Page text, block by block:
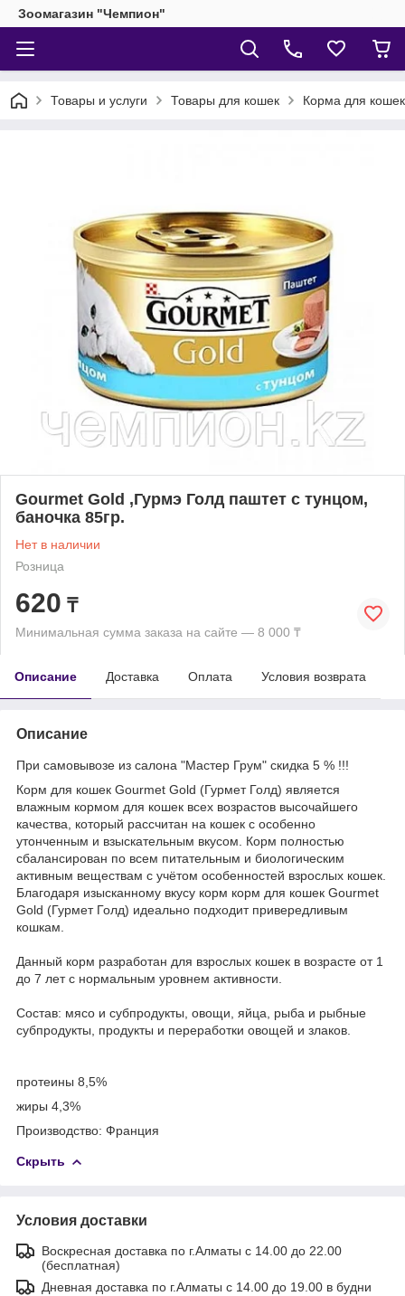
Зоомагазин "Чемпион"
Товары и услуги Товары для кошек Корма для кошек
Gourmet Gold ,Гурмэ Голд паштет с тунцом,
баночка 85гр.
Нет в наличии
Розница
620 ₸
Минимальная сумма заказа на сайте — 8 000 ₸
Описание Доставка Оплата Условия возврата
Описание
При самовывозе из салона "Мастер Грум" скидка 5 % !!!
Корм для кошек Gourmet Gold (Гурмет Голд) является
влажным кормом для кошек всех возрастов высочайшего
качества, который рассчитан на кошек с особенно
утонченным и взыскательным вкусом. Корм полностью
сбалансирован по всем питательным и биологическим
активным веществам с учётом особенностей взрослых кошек.
Благодаря изысканному вкусу корм корм для кошек Gourmet
Gold (Гурмет Голд) идеально подходит привередливым
кошкам.
Данный корм разработан для взрослых кошек в возрасте от 1
до 7 лет с нормальным уровнем активности.
Состав: мясо и субпродукты, овощи, яйца, рыба и рыбные
субпродукты, продукты и переработки овощей и злаков.
протеины 8,5%
жиры 4,3%
Производство: Франция
Скрыть
Условия доставки
Воскресная доставка по г.Алматы с 14.00 до 22.00
(бесплатная)
Дневная доставка по г.Алматы с 14.00 до 19.00 в будни